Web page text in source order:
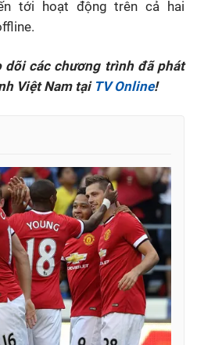
tới hoạt động trên cả hai
các chương trình đã phát
Việt Nam tại TV Online!